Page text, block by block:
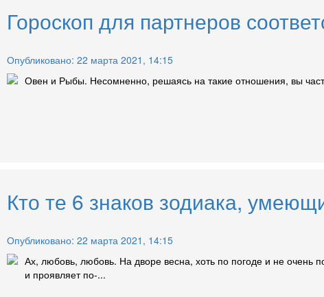
Гороскоп для партнеров
Опубликовано: 22 марта 2021, 14:15
Овен и Рыбы. Несомненно, решаясь на такие отношения, вы
Кто те 6 знаков зодиака,
Опубликовано: 22 марта 2021, 14:15
Ах, любовь, любовь. На дворе весна, хоть по погоде и не очень
и проявляет по-...